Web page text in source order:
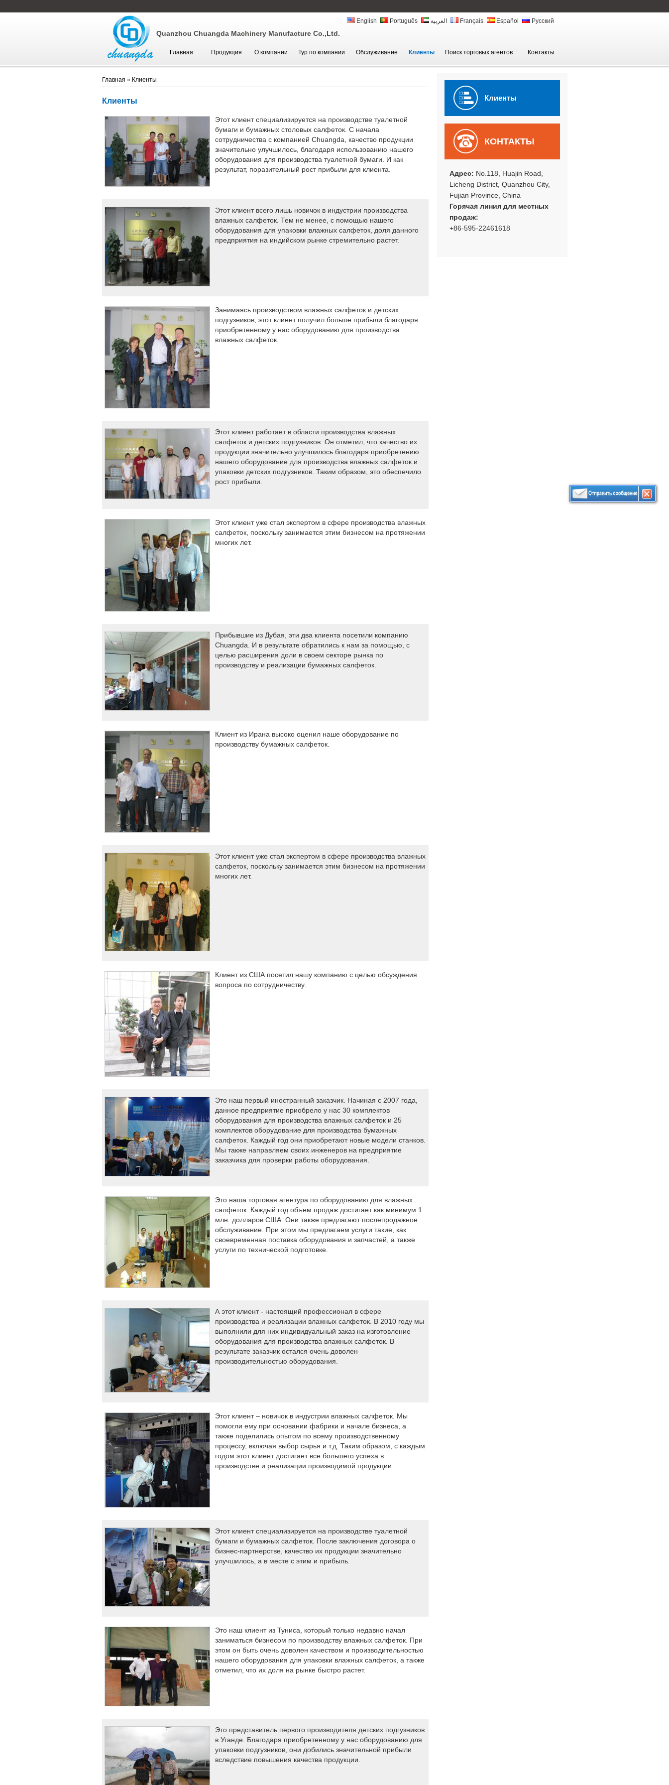
English Português العربية Français Español Русский
Quanzhou Chuangda Machinery Manufacture Co.,Ltd.
Главная Продукция О компании Тур по компании Обслуживание Клиенты Поиск торговых агентов Контакты
Клиенты
КОНТАКТЫ
Адрес: No.118, Huajin Road,
Licheng District, Quanzhou City,
Fujian Province, China
Горячая линия для местных
продаж:
+86-595-22461618
Главная » Клиенты
Клиенты
Этот клиент специализируется на производстве туалетной
бумаги и бумажных столовых салфеток. С начала
сотрудничества с компанией Chuangda, качество продукции
значительно улучшилось, благодаря использованию нашего
оборудования для производства туалетной бумаги. И как
результат, поразительный рост прибыли для клиента.
Этот клиент всего лишь новичок в индустрии производства
влажных салфеток. Тем не менее, с помощью нашего
оборудования для упаковки влажных салфеток, доля данного
предприятия на индийском рынке стремительно растет.
Занимаясь производством влажных салфеток и детских
подгузников, этот клиент получил больше прибыли благодаря
приобретенному у нас оборудованию для производства
влажных салфеток.
Этот клиент работает в области производства влажных
салфеток и детских подгузников. Он отметил, что качество их
продукции значительно улучшилось благодаря приобретению
нашего оборудование для производства влажных салфеток и
упаковки детских подгузников. Таким образом, это обеспечило
рост прибыли.
Этот клиент уже стал экспертом в сфере производства влажных
салфеток, поскольку занимается этим бизнесом на протяжении
многих лет.
Прибывшие из Дубая, эти два клиента посетили компанию
Chuangda. И в результате обратились к нам за помощью, с
целью расширения доли в своем секторе рынка по
производству и реализации бумажных салфеток.
Клиент из Ирана высоко оценил наше оборудование по
производству бумажных салфеток.
Этот клиент уже стал экспертом в сфере производства влажных
салфеток, поскольку занимается этим бизнесом на протяжении
многих лет.
Клиент из США посетил нашу компанию с целью обсуждения
вопроса по сотрудничеству.
Это наш первый иностранный заказчик. Начиная с 2007 года,
данное предприятие приобрело у нас 30 комплектов
оборудования для производства влажных салфеток и 25
комплектов оборудование для производства бумажных
салфеток. Каждый год они приобретают новые модели станков.
Мы также направляем своих инженеров на предприятие
заказчика для проверки работы оборудования.
Это наша торговая агентура по оборудованию для влажных
салфеток. Каждый год объем продаж достигает как минимум 1
млн. долларов США. Они также предлагают послепродажное
обслуживание. При этом мы предлагаем услуги такие, как
своевременная поставка оборудования и запчастей, а также
услуги по технической подготовке.
А этот клиент - настоящий профессионал в сфере
производства и реализации влажных салфеток. В 2010 году мы
выполнили для них индивидуальный заказ на изготовление
оборудования для производства влажных салфеток. В
результате заказчик остался очень доволен
производительностью оборудования.
Этот клиент – новичок в индустрии влажных салфеток. Мы
помогли ему при основании фабрики и начале бизнеса, а
также поделились опытом по всему производственному
процессу, включая выбор сырья и т.д. Таким образом, с каждым
годом этот клиент достигает все большего успеха в
производстве и реализации производимой продукции.
Этот клиент специализируется на производстве туалетной
бумаги и бумажных салфеток. После заключения договора о
бизнес-партнерстве, качество их продукции значительно
улучшилось, а в месте с этим и прибыль.
Это наш клиент из Туниса, который только недавно начал
заниматься бизнесом по производству влажных салфеток. При
этом он быть очень доволен качеством и производительностью
нашего оборудования для упаковки влажных салфеток, а также
отметил, что их доля на рынке быстро растет.
Это представитель первого производителя детских подгузников
в Уганде. Благодаря приобретенному у нас оборудованию для
упаковки подгузников, они добились значительной прибыли
вследствие повышения качества продукции.